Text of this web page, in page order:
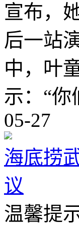
宣布，
后一站
中，叶
示：“
05-27
海底捞
议
温馨提